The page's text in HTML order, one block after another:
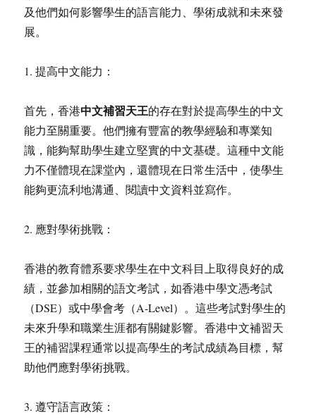
及他們如何影響學生的語言能力、學術成就和未來發
展。
1. 提高中文能力：
首先，香港中文補習天王的存在對於提高學生的中文
能力至關重要。他們擁有豐富的教學經驗和專業知
識，能夠幫助學生建立堅實的中文基礎。這種中文能
力不僅體現在課堂內，還體現在日常生活中，使學生
能夠更流利地溝通、閱讀中文資料並寫作。
2. 應對學術挑戰：
香港的教育體系要求學生在中文科目上取得良好的成
績，並參加相關的語文考試，如香港中學文憑考試
（DSE）或中學會考（A-Level）。這些考試對學生的
未來升學和職業生涯都有關鍵影響。香港中文補習天
王的補習課程通常以提高學生的考試成績為目標，幫
助他們應對學術挑戰。
3. 遵守語言政策：